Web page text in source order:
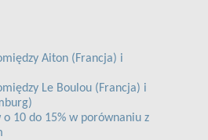
Aiton (Francja) i
Le Boulou (Francja) i
o 10 do 15% w porównaniu z